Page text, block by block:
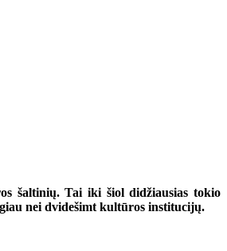
šaltinių. Tai iki šiol didžiausias tokio
nei dvidešimt kultūros institucijų.